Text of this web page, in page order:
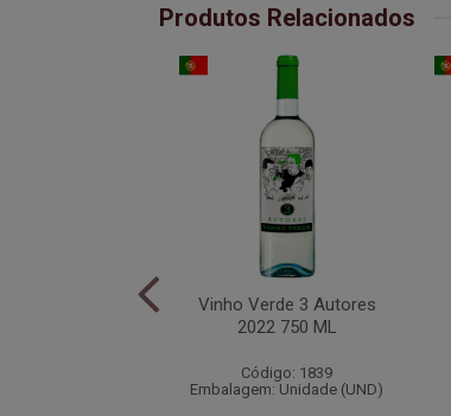
Produtos Relacionados
Vinho Verde 3 Autores
2022 750 ML
Código: 1839
Embalagem: Unidade (UND)